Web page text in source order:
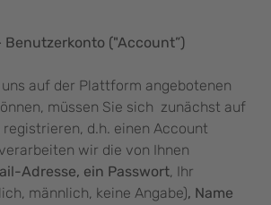
Benutzerkonto ("Account”)
auf der Plattform angebotenen
müssen Sie sich zunächst auf
d.h. einen Account
wir die von Ihnen
Adresse, ein Passwort, Ihr
männlich, keine Angabe), Name